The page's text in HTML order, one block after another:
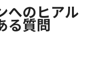
へのヒアル
る質問